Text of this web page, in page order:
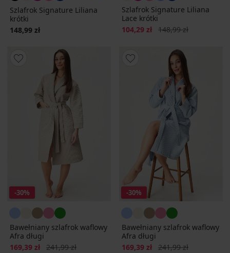
Szlafrok Signature Liliana
krótki
148,99 zł
Szlafrok Signature Liliana
Lace krótki
Zniżka
104,29 zł Pierwotna cena
148,99 zł
-30%
Bawełniany szlafrok waflowy
Afra długi
Zniżka
169,39 zł Pierwotna cena
241,99 zł
-30%
Bawełniany szlafrok waflowy
Afra długi
Zniżka
169,39 zł Pierwotna cena
241,99 zł